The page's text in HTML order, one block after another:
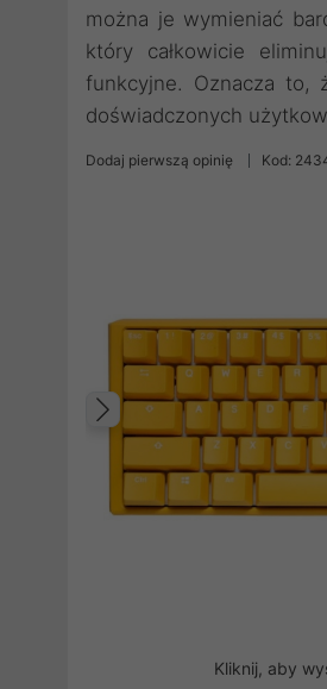
można je wymieniać
który całkowicie
funkcyjne. Oznacza to,
doświadczonych
Dodaj pierwszą opinię Kod:
Poprzedni
Kliknij, aby